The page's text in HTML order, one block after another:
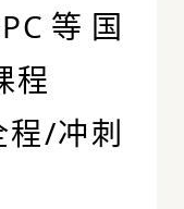
等国
程
程/冲刺